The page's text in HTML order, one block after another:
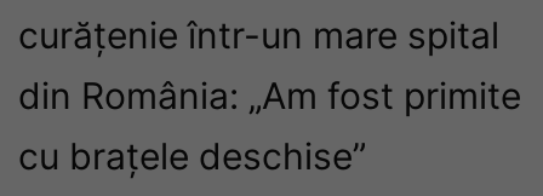
curățenie într-un mare spital
din România: „Am fost primite
cu brațele deschise”